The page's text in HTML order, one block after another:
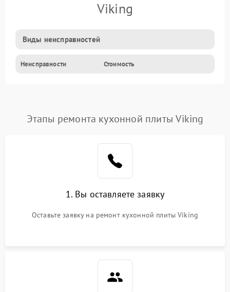
Viking
Виды неисправностей
Неисправности Стоимость
Этапы ремонта кухонной плиты Viking
1. Вы оставляете заявку
Оставьте заявку на ремонт кухонной плиты Viking